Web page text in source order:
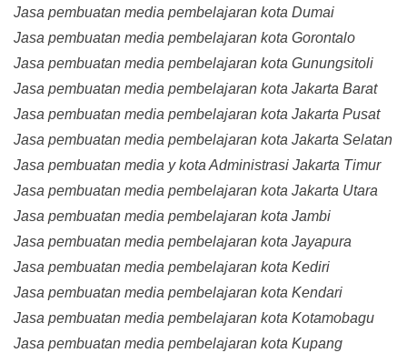
Jasa pembuatan media pembelajaran kota Dumai
Jasa pembuatan media pembelajaran kota Gorontalo
Jasa pembuatan media pembelajaran kota Gunungsitoli
Jasa pembuatan media pembelajaran kota Jakarta Barat
Jasa pembuatan media pembelajaran kota Jakarta Pusat
Jasa pembuatan media pembelajaran kota Jakarta Selatan
Jasa pembuatan media y kota Administrasi Jakarta Timur
Jasa pembuatan media pembelajaran kota Jakarta Utara
Jasa pembuatan media pembelajaran kota Jambi
Jasa pembuatan media pembelajaran kota Jayapura
Jasa pembuatan media pembelajaran kota Kediri
Jasa pembuatan media pembelajaran kota Kendari
Jasa pembuatan media pembelajaran kota Kotamobagu
Jasa pembuatan media pembelajaran kota Kupang